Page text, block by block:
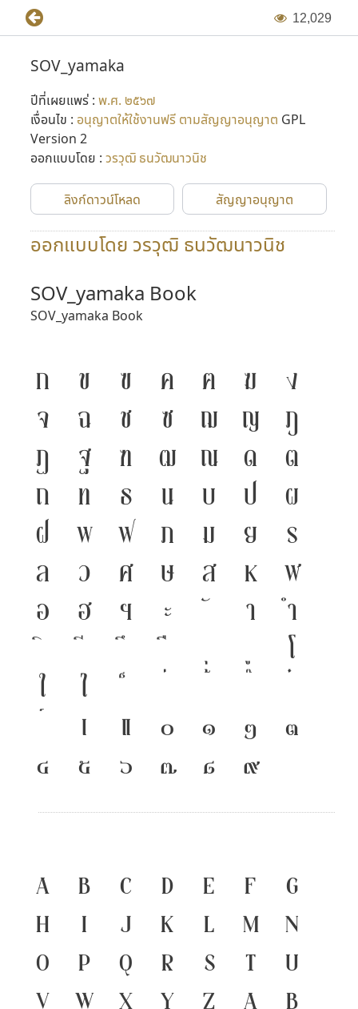
12,029
SOV_yamaka
ปีที่เผยแพร่ : พ.ศ. ๒๕๖๗
เงื่อนไข : อนุญาตให้ใช้งานฟรี ตามสัญญาอนุญาต GPL
Version 2
ออกแบบโดย : วรวุฒิ ธนวัฒนาวนิช
ลิงก์ดาวน์โหลด สัญญาอนุญาต
ออกแบบโดย วรวุฒิ ธนวัฒนาวนิช
SOV_yamaka Book
SOV_yamaka Book
ก ข ฃ ค ฅ ฆ ง
จ ฉ ช ซ ฌ ญ ฎ
ฏ ฐ ฑ ฒ ณ ด ต
ถ ท ธ น บ ป ผ
ฝ พ ฟ ภ ม ย ร
ล ว ศ ษ ส ห ฬ
อ ฮ ฯ ะ า ำ
โ
ใ ไ
เ แ ๐ ๑ ๒ ๓
๔ ๕ ๖ ๗ ๘ ๙
A B C D E F G
H I J K L M N
O P Q R S T U